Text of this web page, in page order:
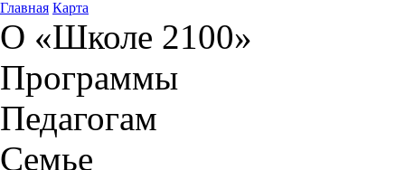
Главная Карта
О «Школе 2100»
Программы
Педагогам
Семье